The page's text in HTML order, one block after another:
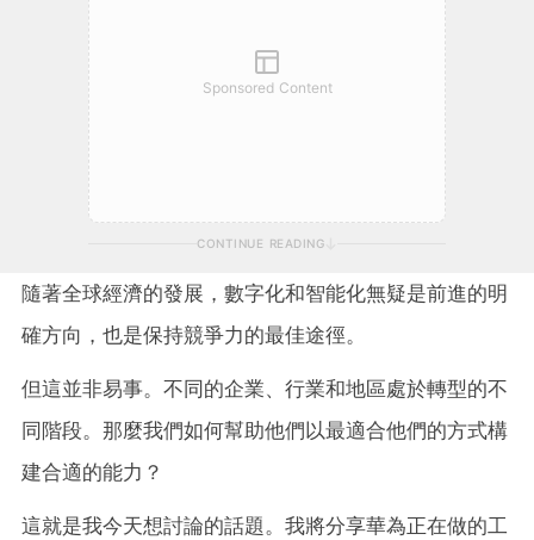
Sponsored Content
CONTINUE READING
隨著全球經濟的發展，數字化和智能化無疑是前進的明
確方向，也是保持競爭力的最佳途徑。
但這並非易事。不同的企業、行業和地區處於轉型的不
同階段。那麼我們如何幫助他們以最適合他們的方式構
建合適的能力？
這就是我今天想討論的話題。我將分享華為正在做的工